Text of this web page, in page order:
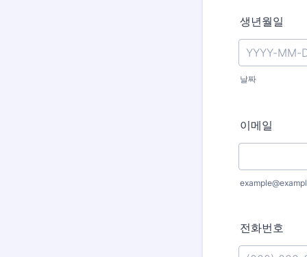
생년월일
날짜
이메일
전화번호